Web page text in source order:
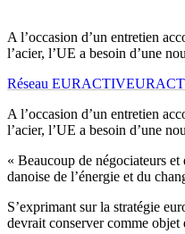
A l’occasion d’un entretien
l’acier, l’UE a besoin d’une
Réseau EURACTIV
A l’occasion d’un entretien
l’acier, l’UE a besoin d’une
« Beaucoup de négociateurs
danoise de l’énergie et du
S’exprimant sur la stratégie
devrait conserver comme objet